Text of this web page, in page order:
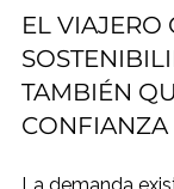
EL VIAJERO
TAMBIÉN
CONFIANZA